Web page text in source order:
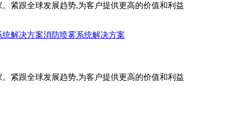
紧跟全球发展趋势,为客户提供更高的价值和利益
统解决方案消防喷雾系统解决方案
紧跟全球发展趋势,为客户提供更高的价值和利益